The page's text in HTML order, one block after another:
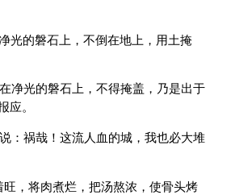
光的磐石上，不倒在地上，用土掩
净光的磐石上，不得掩盖，乃是出于
。
：祸哉！这流人血的城，我也必大堆
，将肉煮烂，把汤熬浓，使骨头烤